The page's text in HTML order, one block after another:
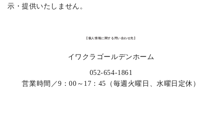
示・提供いたしません。
【個人情報に関する問い合わせ先】
イワクラゴールデンホーム
052-654-1861
営業時間／9：00～17：45（毎週火曜日、水曜日定休）